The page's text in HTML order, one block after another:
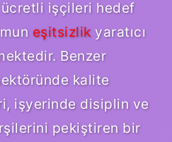
işçileri hedef
eşitsizlik yaratıcı
Benzer
kalite
işyerinde disiplin ve
pekiştiren bir